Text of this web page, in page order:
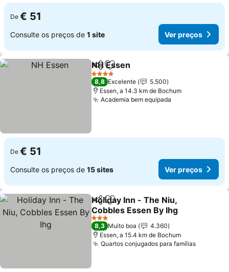
De € 51
Consulte os preços de 1 site Ver preços
PartilharAdicionar aos favoritos
NH Essen
4 Estrelas
8,8 Excelente
5.500
Essen, a 14.3 km de Bochum
Academia bem equipada
De € 51
Consulte os preços de 15 sites Ver preços
PartilharAdicionar aos favoritos
Holiday Inn - The Niu,
Cobbles Essen By Ihg
3 Estrelas
8,3 Muito boa
4.360
Essen, a 15.4 km de Bochum
Quartos conjugados para famílias